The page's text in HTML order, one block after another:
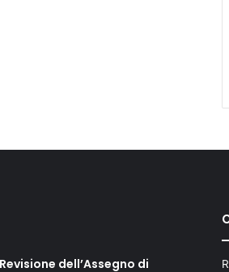
Revisione dell’Assegno di